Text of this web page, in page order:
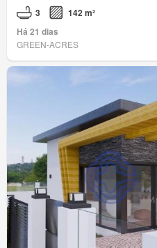
3
142 m²
Há 21 dias
GREEN-ACRES